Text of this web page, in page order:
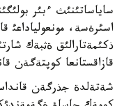
ساياساتئنئث ءبئر
اسئرةسة، مونعولياداعئ
ذكئمةتارالئق ةثبةك
قازاقستانعا كوپتةگةن
شةتةلدة جذرگةن قانداس